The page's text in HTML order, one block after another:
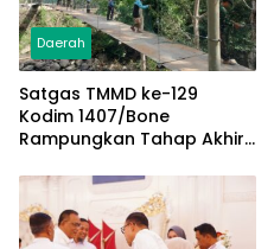
Daerah
Satgas TMMD ke-129
Kodim 1407/Bone
Rampungkan Tahap Akhir
Pattuku, Jaring Pengaman
Mulai Terpasang